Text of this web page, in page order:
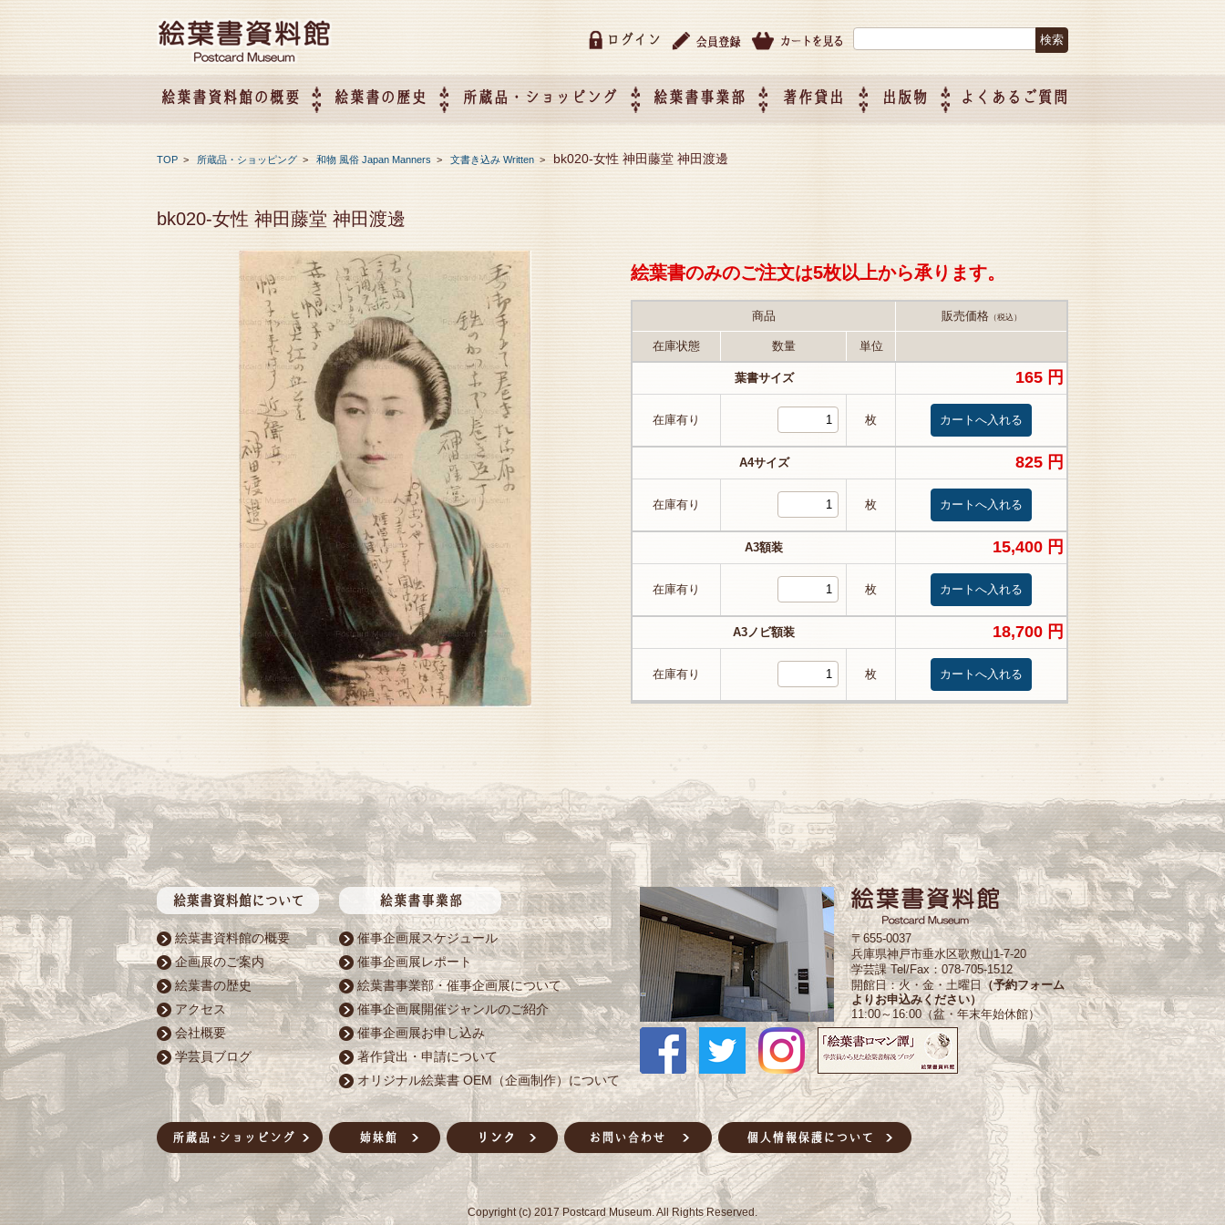
ログイン
絵葉書資料館の概要 絵葉書の歴史 所蔵品・ショッピング 絵葉書事業部
て
作）について
著作貸出 出版物 よくあるご質問
TOP > 所蔵品・ショッピング > 和物 風俗 Japan Manners > 文書き込み Written >bk020-女性 神田藤堂 神田渡邊
bk020-女性 神田藤堂 神田渡邊
絵葉書のみのご注文は5枚以上から承ります。
商品 販売価格（税込）
在庫状態 数量 単位
葉書サイズ 165 円
在庫有り 枚
A4サイズ 825 円
在庫有り 枚
A3額装 15,400 円
在庫有り 枚
A3ノビ額装 18,700 円
在庫有り 枚
絵葉書資料館の概要
企画展のご案内
絵葉書の歴史
アクセス
会社概要
学芸員ブログ
催事企画展スケジュール
催事企画展レポート
絵葉書事業部・催事企画展について
催事企画展開催ジャンルのご紹介
催事企画展お申し込み
著作貸出・申請について
オリジナル絵葉書 OEM（企画制作）について
〒655-0037
兵庫県神戸市垂水区歌敷山1-7-20
学芸課 Tel/Fax：078-705-1512
開館日：火・金・土曜日 （予約フォーム
よりお申込みください）
11:00～16:00（盆・年末年始休館）
Copyright (c) 2017 Postcard Museum. All Rights Reserved.